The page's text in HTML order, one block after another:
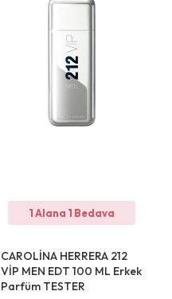
1 Alana 1 Bedava
CAROLİNA HERRERA 212
VİP MEN EDT 100 ML Erkek
Parfüm TESTER